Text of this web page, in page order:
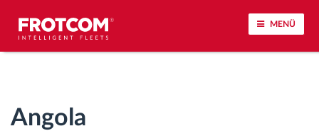
MENÜ
Driving behavior analysis
Angola